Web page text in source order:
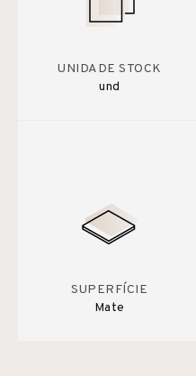
UNIDADE STOCK
und
SUPERFÍCIE
Mate